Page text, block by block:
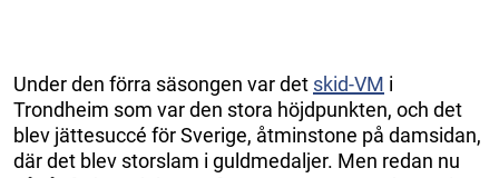
Under den förra säsongen var det skid-VM i
Trondheim som var den stora höjdpunkten, och det
blev jättesuccé för Sverige, åtminstone på damsidan,
där det blev storslam i guldmedaljer. Men redan nu